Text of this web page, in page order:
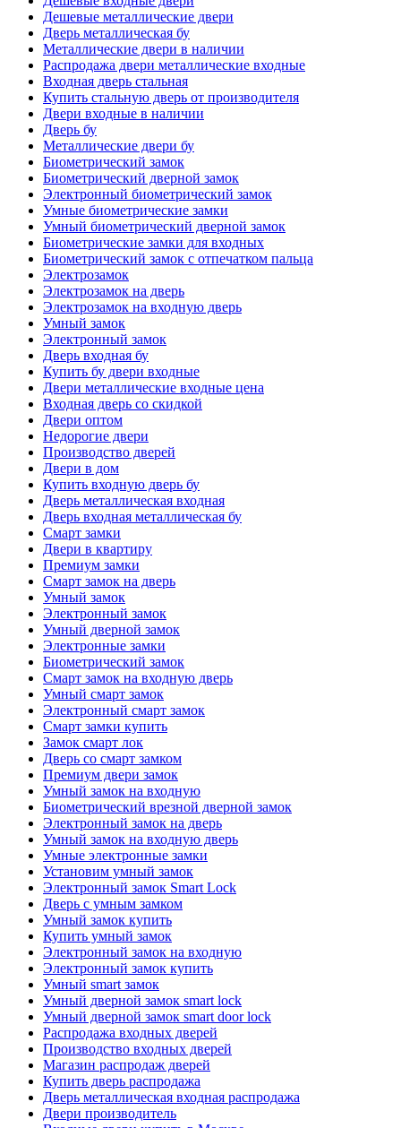
Дешевые металлические двери
Дверь металлическая бу
Металлические двери в наличии
Распродажа двери металлические входные
Входная дверь стальная
Купить стальную дверь от производителя
Двери входные в наличии
Дверь бу
Металлические двери бу
Биометрический замок
Биометрический дверной замок
Электронный биометрический замок
Умные биометрические замки
Умный биометрический дверной замок
Биометрические замки для входных
Биометрический замок с отпечатком пальца
Электрозамок
Электрозамок на дверь
Электрозамок на входную дверь
Умный замок
Электронный замок
Дверь входная бу
Купить бу двери входные
Двери металлические входные цена
Входная дверь со скидкой
Двери оптом
Недорогие двери
Производство дверей
Двери в дом
Купить входную дверь бу
Дверь металлическая входная
Дверь входная металлическая бу
Смарт замки
Двери в квартиру
Премиум замки
Смарт замок на дверь
Умный замок
Электронный замок
Умный дверной замок
Электронные замки
Биометрический замок
Смарт замок на входную дверь
Умный смарт замок
Электронный смарт замок
Смарт замки купить
Замок смарт лок
Дверь со смарт замком
Премиум двери замок
Умный замок на входную
Биометрический врезной дверной замок
Электронный замок на дверь
Умный замок на входную дверь
Умные электронные замки
Установим умный замок
Электронный замок Smart Lock
Дверь с умным замком
Умный замок купить
Купить умный замок
Электронный замок на входную
Электронный замок купить
Умный smart замок
Умный дверной замок smart lock
Умный дверной замок smart door lock
Распродажа входных дверей
Производство входных дверей
Магазин распродаж дверей
Купить дверь распродажа
Дверь металлическая входная распродажа
Двери производитель